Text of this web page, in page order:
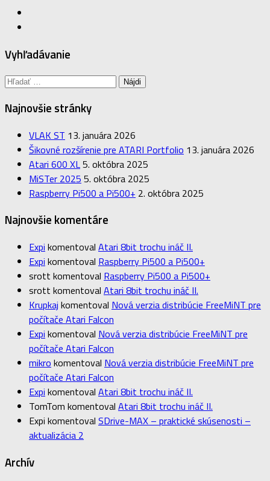
Vyhľadávanie
Hľadať:
Najnovšie stránky
VLAK ST 13. januára 2026
Šikovné rozšírenie pre ATARI Portfolio 13. januára 2026
Atari 600 XL5. októbra 2025
MiSTer 2025 5. októbra 2025
Raspberry Pi500 a Pi500+ 2. októbra 2025
Najnovšie komentáre
Expi komentoval Atari 8bit trochu ináč II.
Expi komentoval Raspberry Pi500 a Pi500+
srott komentoval Raspberry Pi500 a Pi500+
srott komentoval Atari 8bit trochu ináč II.
Krupkaj komentoval Nová verzia distribúcie FreeMiNT pre
počítače Atari Falcon
Expi komentoval Nová verzia distribúcie FreeMiNT pre
počítače Atari Falcon
mikro komentoval Nová verzia distribúcie FreeMiNT pre
počítače Atari Falcon
Expi komentoval Atari 8bit trochu ináč II.
TomTom komentoval Atari 8bit trochu ináč II.
Expi komentoval SDrive-MAX – praktické skúsenosti –
aktualizácia 2
Archív